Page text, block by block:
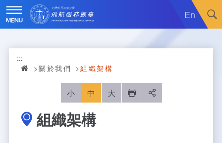
跳
到
主
要
En
最新消息
採購公告
關於我們
組織沿革
服務範疇
重大施政計畫
:::
關於我們
組織架構
小 中 大 列印
組織架構